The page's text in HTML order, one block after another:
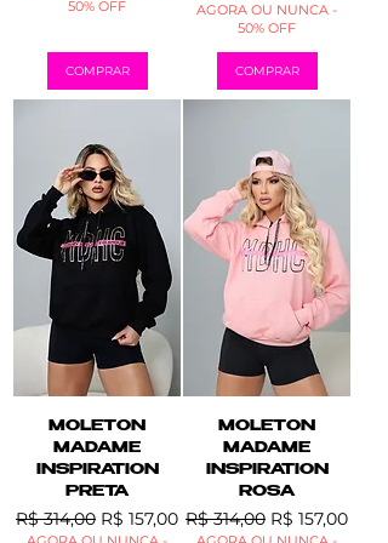
50% OFF
COMPRAR
AGORA OU NUNCA -
50% OFF
COMPRAR
MOLETON
MADAME
INSPIRATION
PRETA
Preço normal
R$ 314,00 Preço promocional
R$ 157,00
MOLETON
MADAME
INSPIRATION
ROSA
Preço normal
R$ 314,00 Preço
R$ 157,00